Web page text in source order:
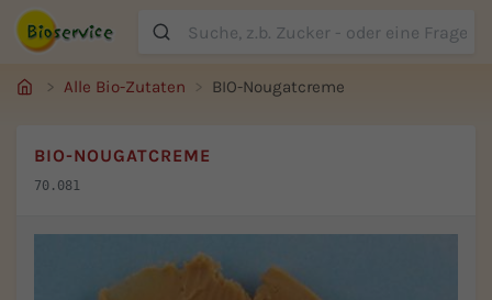
Suche
Alle Bio-Zutaten BIO-Nougatcreme
BIO-NOUGATCREME
70.081